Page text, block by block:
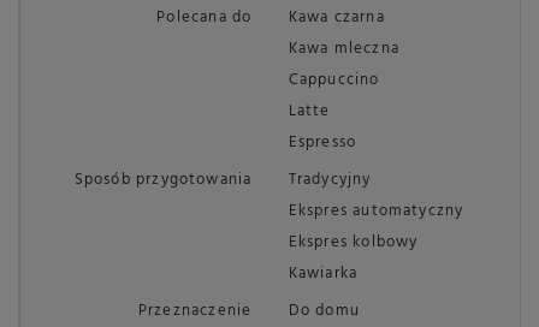
Polecana do
Kawa czarna
Kawa mleczna
Cappuccino
Latte
Espresso
Sposób przygotowania
Tradycyjny
Ekspres automatyczny
Ekspres kolbowy
Kawiarka
Przeznaczenie
Do domu